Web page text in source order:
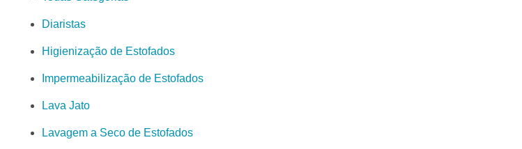
Diaristas
Higienização de Estofados
Impermeabilização de Estofados
Lava Jato
Lavagem a Seco de Estofados